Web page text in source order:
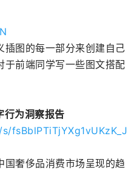
插图的每一部分来创建自己
于前端同学写一些图文搭配
为洞察报告
fsBblPTiTjYXg1vUKzK_J
国奢侈品消费市场呈现的趋